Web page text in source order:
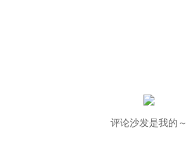
评论沙发是我的～